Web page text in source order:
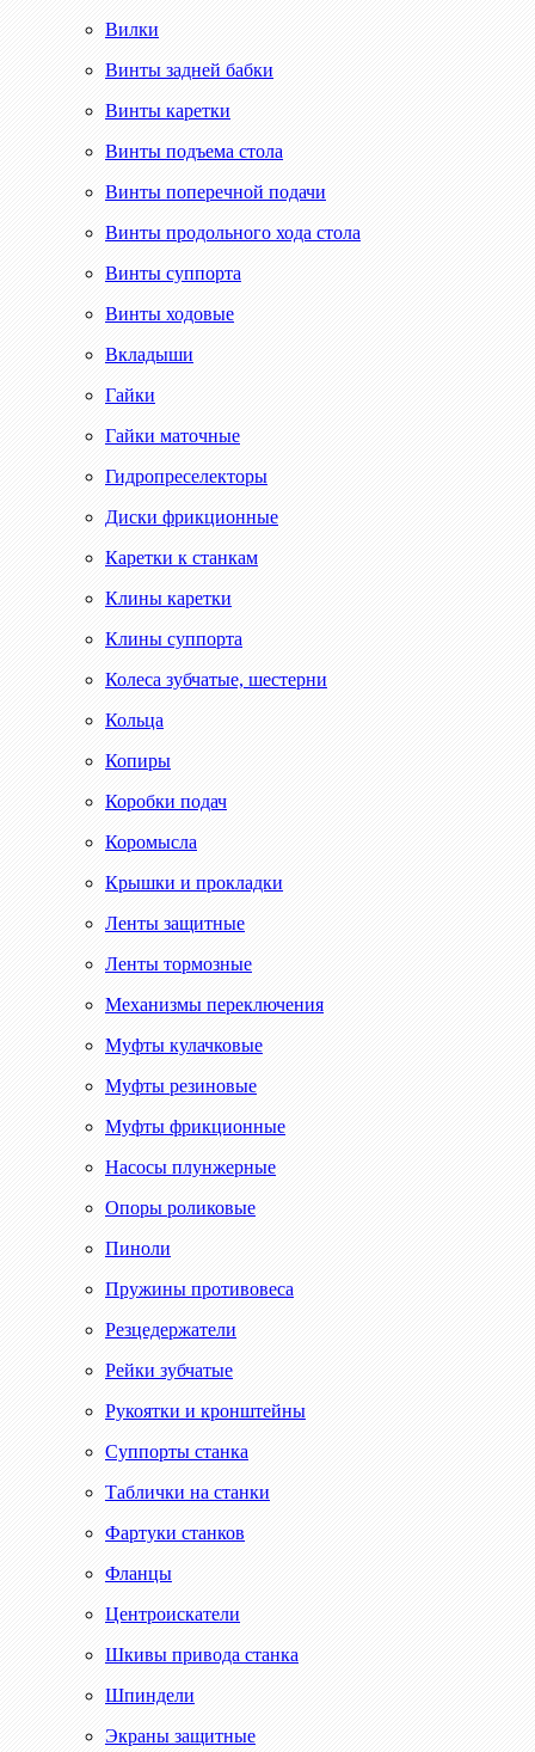
Вилки
Винты задней бабки
Винты каретки
Винты подъема стола
Винты поперечной подачи
Винты продольного хода стола
Винты суппорта
Винты ходовые
Вкладыши
Гайки
Гайки маточные
Гидропреселекторы
Диски фрикционные
Каретки к станкам
Клины каретки
Клины суппорта
Колеса зубчатые, шестерни
Кольца
Копиры
Коробки подач
Коромысла
Крышки и прокладки
Ленты защитные
Ленты тормозные
Механизмы переключения
Муфты кулачковые
Муфты резиновые
Муфты фрикционные
Насосы плунжерные
Опоры роликовые
Пиноли
Пружины противовеса
Резцедержатели
Рейки зубчатые
Рукоятки и кронштейны
Суппорты станка
Таблички на станки
Фартуки станков
Фланцы
Центроискатели
Шкивы привода станка
Шпиндели
Экраны защитные